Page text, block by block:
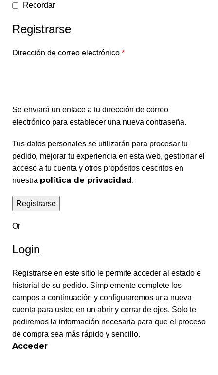
Recordar
Registrarse
Dirección de correo electrónico *
Se enviará un enlace a tu dirección de correo
electrónico para establecer una nueva contraseña.
Tus datos personales se utilizarán para procesar tu
pedido, mejorar tu experiencia en esta web, gestionar el
acceso a tu cuenta y otros propósitos descritos en
nuestra política de privacidad.
Registrarse
Alternative:
Or
Login
Registrarse en este sitio le permite acceder al estado e
historial de su pedido. Simplemente complete los
campos a continuación y configuraremos una nueva
cuenta para usted en un abrir y cerrar de ojos. Solo te
pediremos la información necesaria para que el proceso
de compra sea más rápido y sencillo.
Acceder